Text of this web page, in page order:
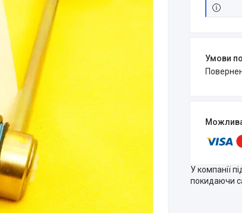
У компанії
покидаючи